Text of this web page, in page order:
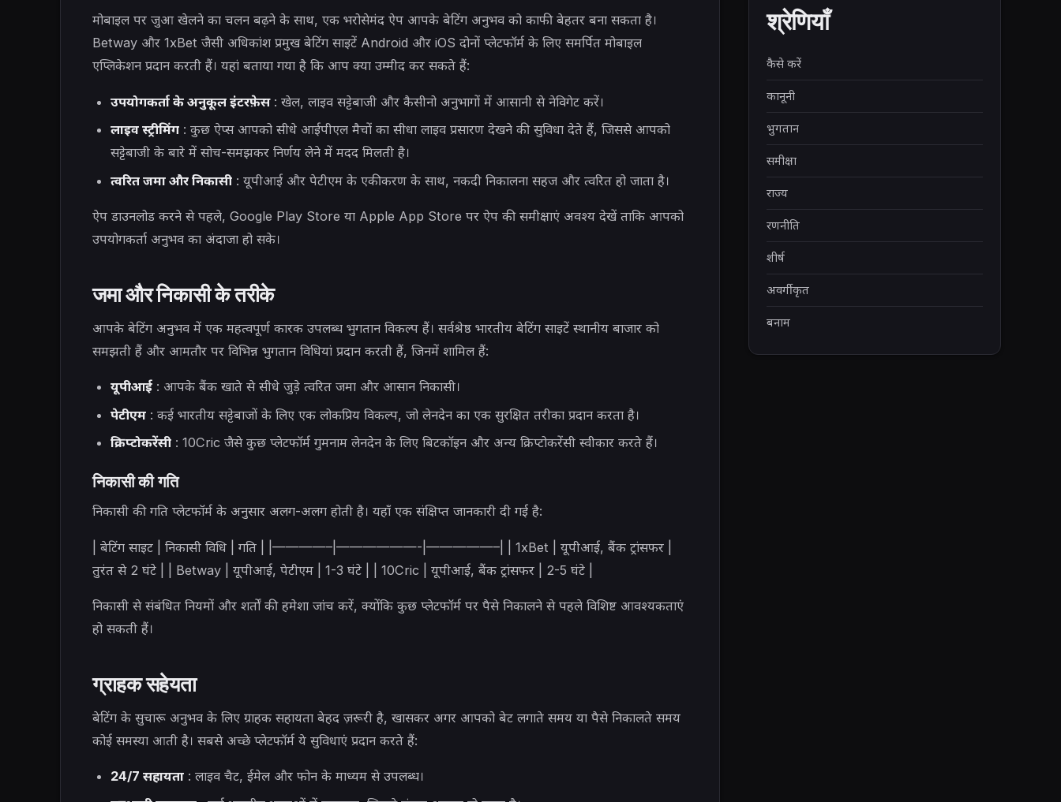
मोबाइल पर जुआ खेलने का चलन बढ़ने के साथ, एक भरोसेमंद ऐप आपके बेटिंग अनुभव को काफी बेहतर बना सकता है।
Betway और 1xBet जैसी अधिकांश प्रमुख बेटिंग साइटें Android और iOS दोनों प्लेटफॉर्म के लिए समर्पित मोबाइल
एप्लिकेशन प्रदान करती हैं। यहां बताया गया है कि आप क्या उम्मीद कर सकते हैं:
उपयोगकर्ता के अनुकूल इंटरफ़ेस: खेल, लाइव सट्टेबाजी और कैसीनो अनुभागों में आसानी से नेविगेट करें।
लाइव स्ट्रीमिंग: कुछ ऐप्स आपको सीधे आईपीएल मैचों का सीधा लाइव प्रसारण देखने की सुविधा देते हैं, जिससे आपको
सट्टेबाजी के बारे में सोच-समझकर निर्णय लेने में मदद मिलती है।
त्वरित जमा और निकासी: यूपीआई और पेटीएम के एकीकरण के साथ, नकदी निकालना सहज और त्वरित हो जाता है।
ऐप डाउनलोड करने से पहले, Google Play Store या Apple App Store पर ऐप की समीक्षाएं अवश्य देखें ताकि आपको
उपयोगकर्ता अनुभव का अंदाजा हो सके।
जमा और निकासी के तरीके
आपके बेटिंग अनुभव में एक महत्वपूर्ण कारक उपलब्ध भुगतान विकल्प हैं। सर्वश्रेष्ठ भारतीय बेटिंग साइटें स्थानीय बाजार को
समझती हैं और आमतौर पर विभिन्न भुगतान विधियां प्रदान करती हैं, जिनमें शामिल हैं:
यूपीआई: आपके बैंक खाते से सीधे जुड़े त्वरित जमा और आसान निकासी।
पेटीएम: कई भारतीय सट्टेबाजों के लिए एक लोकप्रिय विकल्प, जो लेनदेन का एक सुरक्षित तरीका प्रदान करता है।
क्रिप्टोकरेंसी: 10Cric जैसे कुछ प्लेटफॉर्म गुमनाम लेनदेन के लिए बिटकॉइन और अन्य क्रिप्टोकरेंसी स्वीकार करते हैं।
निकासी की गति
निकासी की गति प्लेटफॉर्म के अनुसार अलग-अलग होती है। यहाँ एक संक्षिप्त जानकारी दी गई है:
| बेटिंग साइट | निकासी विधि | गति | |————–|——————-|—————–| | 1xBet | यूपीआई, बैंक ट्रांसफर |
तुरंत से 2 घंटे | | Betway | यूपीआई, पेटीएम | 1-3 घंटे | | 10Cric | यूपीआई, बैंक ट्रांसफर | 2-5 घंटे |
निकासी से संबंधित नियमों और शर्तों की हमेशा जांच करें, क्योंकि कुछ प्लेटफॉर्म पर पैसे निकालने से पहले विशिष्ट आवश्यकताएं
हो सकती हैं।
ग्राहक सहेयता
बेटिंग के सुचारू अनुभव के लिए ग्राहक सहायता बेहद ज़रूरी है, खासकर अगर आपको बेट लगाते समय या पैसे निकालते समय
कोई समस्या आती है। सबसे अच्छे प्लेटफॉर्म ये सुविधाएं प्रदान करते हैं:
24/7 सहायता: लाइव चैट, ईमेल और फोन के माध्यम से उपलब्ध।
श्रेणियाँ
कैसे करें
कानूनी
भुगतान
समीक्षा
राज्य
रणनीति
शीर्ष
अवर्गीकृत
बनाम